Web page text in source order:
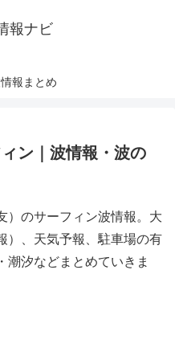
報ナビ
報まとめ
ン｜波情報・波の
）のサーフィン波情報。大
）、天気予報、駐車場の有
潮汐などまとめていきま